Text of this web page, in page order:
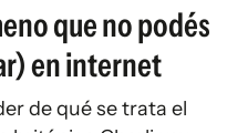
que no podés
en internet
de qué se trata el